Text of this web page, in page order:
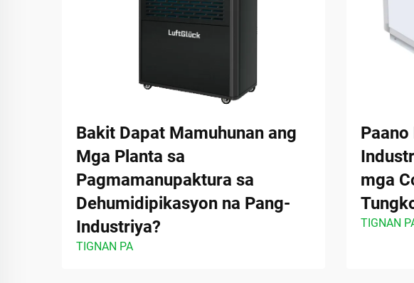
Bakit Dapat Mamuhunan ang
Mga Planta sa
Pagmamanupaktura sa
Dehumidipikasyon na Pang-
Industriya?
TIGNAN PA
mga
TIGNAN